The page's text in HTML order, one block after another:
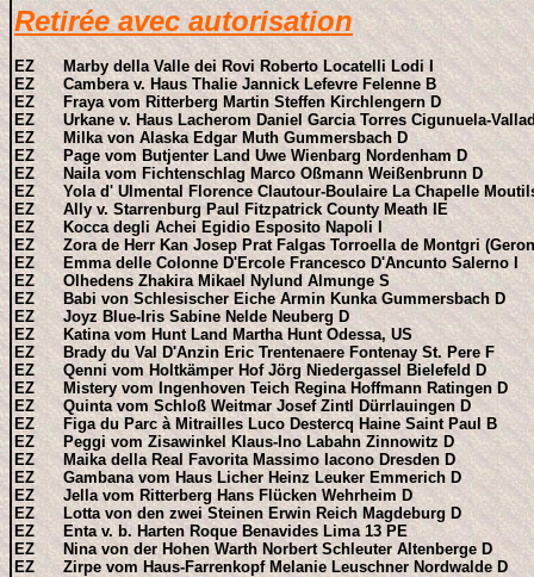
Retirée avec autorisation
EZ Marby della Valle dei Rovi Roberto Locatelli Lodi I
EZ Cambera v. Haus Thalie Jannick Lefevre Felenne B
EZ Fraya vom Ritterberg Martin Steffen Kirchlengern D
EZ Urkane v. Haus Lacherom Daniel Garcia Torres Cigunuela-
EZ Milka von Alaska Edgar Muth Gummersbach D
EZ Page vom Butjenter Land Uwe Wienbarg Nordenham D
EZ Naila vom Fichtenschlag Marco Oßmann Weißenbrunn D
EZ Yola d' Ulmental Florence Clautour-Boulaire La Chapelle
EZ Ally v. Starrenburg Paul Fitzpatrick County Meath IE
EZ Kocca degli Achei Egidio Esposito Napoli I
EZ Zora de Herr Kan Josep Prat Falgas Torroella de Montgri
EZ Emma delle Colonne D'Ercole Francesco D'Ancunto Salerno I
EZ Olhedens Zhakira Mikael Nylund Almunge S
EZ Babi von Schlesischer Eiche Armin Kunka Gummersbach D
EZ Joyz Blue-Iris Sabine Nelde Neuberg D
EZ Katina vom Hunt Land Martha Hunt Odessa, US
EZ Brady du Val D'Anzin Eric Trentenaere Fontenay St. Pere F
EZ Qenni vom Holtkämper Hof Jörg Niedergassel Bielefeld D
EZ Mistery vom Ingenhoven Teich Regina Hoffmann Ratingen D
EZ Quinta vom Schloß Weitmar Josef Zintl Dürrlauingen D
EZ Figa du Parc à Mitrailles Luco Destercq Haine Saint Paul B
EZ Peggi vom Zisawinkel Klaus-Ino Labahn Zinnowitz D
EZ Maika della Real Favorita Massimo Iacono Dresden D
EZ Gambana vom Haus Licher Heinz Leuker Emmerich D
EZ Jella vom Ritterberg Hans Flücken Wehrheim D
EZ Lotta von den zwei Steinen Erwin Reich Magdeburg D
EZ Enta v. b. Harten Roque Benavides Lima 13 PE
EZ Nina von der Hohen Warth Norbert Schleuter Altenberge D
EZ Zirpe vom Haus-Farrenkopf Melanie Leuschner Nordwalde D